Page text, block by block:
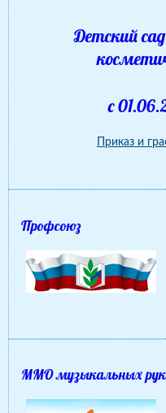
Детский
с
Приказ и
Профсоюз
ММО музыкальных